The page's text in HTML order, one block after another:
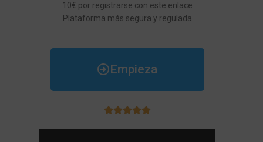
10€ por registrarse con este enlace
Plataforma más segura y regulada
Empieza
